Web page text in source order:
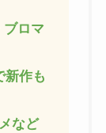
ブロマ
新作も
など